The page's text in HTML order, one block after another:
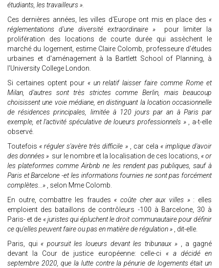
étudiants, les travailleurs ».
Ces dernières années, les villes d'Europe ont mis en place des «
réglementations d'une diversité extraordinaire »
pour limiter la
prolifération des locations de courte durée qui assèchent le
marché du logement, estime Claire Colomb, professeure d'études
urbaines et d'aménagement à la Bartlett School of Planning, à
l'University College London.
Si certaines optent pour « un relatif laisser faire comme Rome et
Milan, d'autres sont très strictes comme Berlin, mais beaucoup
choisissent une voie médiane, en distinguant la location occasionnelle
de résidencesprincipales, limitée à 120 jours par an à Paris par
exemple, et l'activité spéculative de loueurs professionnels » , a-t-elle
observé.
Toutefois « réguler s'avère très difficile » , car cela « implique d'avoir
des données » sur le nombre et la localisation de ces locations, « or
les plateformes comme Airbnb ne les rendent pas publiques, sauf à
Paris et Barcelone -et les informations fournies ne sont pas forcément
complètes...» , selon Mme Colomb.
En outre, combattre les fraudes « coûte cher aux villes » : elles
emploient des bataillons de contrôleurs -100 à Barcelone, 30 à
Paris- et de « juristes qui épluchent le droit communautaire pour définir
ce qu'elles peuvent faire ou pas en matière de régulation » , dit-elle.
Paris, qui « poursuit les loueurs devant les tribunaux » , a gagné
devant la Cour de justice européenne: celle-ci « a décidé en
septembre 2020, que la lutte contre la pénurie de logements était un